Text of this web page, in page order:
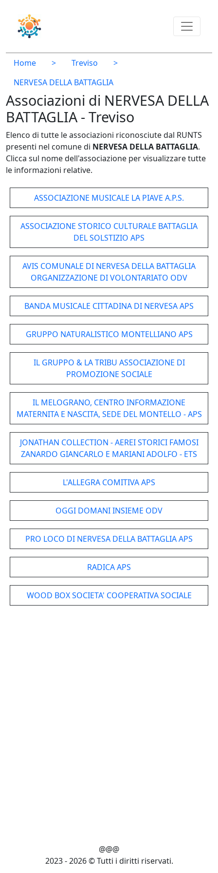
Home > Treviso
>
NERVESA DELLA BATTAGLIA
Associazioni di NERVESA DELLA
BATTAGLIA - Treviso
Elenco di tutte le associazioni riconosciute dal RUNTS
presenti nel comune di NERVESA DELLA BATTAGLIA.
Clicca sul nome dell'associazione per visualizzare tutte
le informazioni relative.
ASSOCIAZIONE MUSICALE LA PIAVE A.P.S.
ASSOCIAZIONE STORICO CULTURALE BATTAGLIA
DEL SOLSTIZIO APS
AVIS COMUNALE DI NERVESA DELLA BATTAGLIA
ORGANIZZAZIONE DI VOLONTARIATO ODV
BANDA MUSICALE CITTADINA DI NERVESA APS
GRUPPO NATURALISTICO MONTELLIANO APS
IL GRUPPO & LA TRIBU ASSOCIAZIONE DI
PROMOZIONE SOCIALE
IL MELOGRANO, CENTRO INFORMAZIONE
MATERNITA E NASCITA, SEDE DEL MONTELLO - APS
JONATHAN COLLECTION - AEREI STORICI FAMOSI
ZANARDO GIANCARLO E MARIANI ADOLFO - ETS
L'ALLEGRA COMITIVA APS
OGGI DOMANI INSIEME ODV
PRO LOCO DI NERVESA DELLA BATTAGLIA APS
RADICA APS
WOOD BOX SOCIETA' COOPERATIVA SOCIALE
@@@
2023 - 2026 © Tutti i diritti riservati.